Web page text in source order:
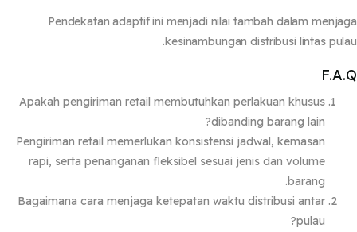
Pendekatan adaptif ini menjadi nilai tambah dalam
kesinambungan distribusi lintas
Apakah pengiriman retail membutuhkan perlakuan khusus
dibanding barang lain?
Pengiriman retail memerlukan konsistensi jadwal, kemasan
rapi, serta penanganan fleksibel sesuai jenis dan volume
barang.
Bagaimana cara menjaga ketepatan waktu distribusi antar
pulau?